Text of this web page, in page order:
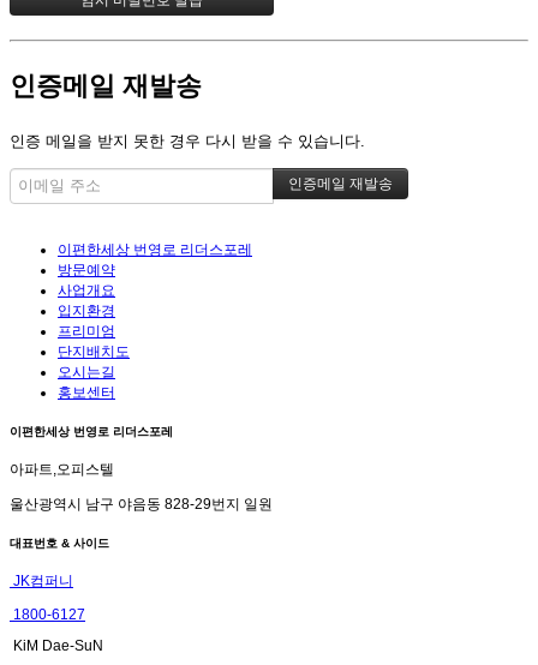
인증메일 재발송
인증 메일을 받지 못한 경우 다시 받을 수 있습니다.
이편한세상 번영로 리더스포레
방문예약
사업개요
입지환경
프리미엄
단지배치도
오시는길
홍보센터
이편한세상 번영로 리더스포레
아파트,오피스텔
울산광역시 남구 야음동 828-29번지 일원
대표번호 & 사이드
JK컴퍼니
1800-6127
KiM Dae-SuN